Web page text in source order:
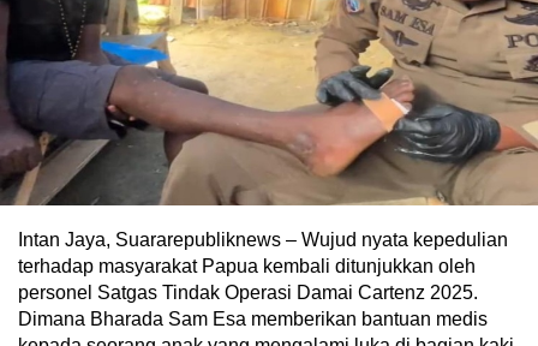
Intan Jaya, Suararepubliknews – Wujud nyata kepedulian
terhadap masyarakat Papua kembali ditunjukkan oleh
personel Satgas Tindak Operasi Damai Cartenz 2025.
Dimana Bharada Sam Esa memberikan bantuan medis